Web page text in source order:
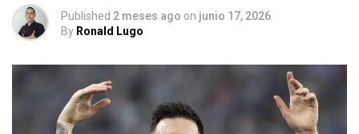
Published 2 meses ago on junio 17, 2026
By Ronald Lugo